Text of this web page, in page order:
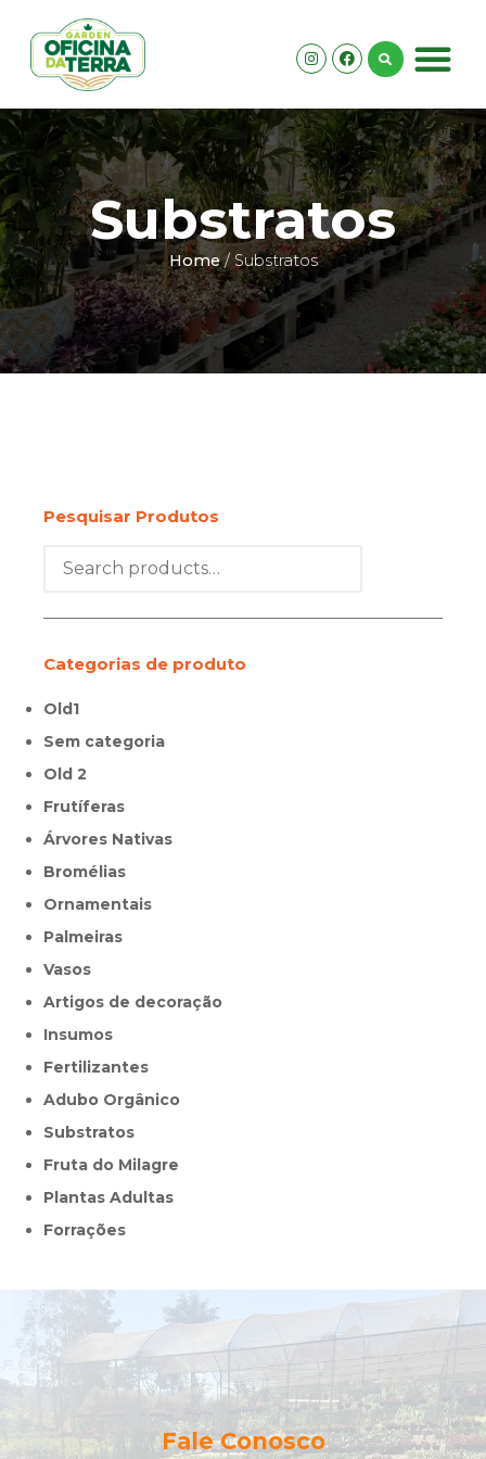
Substratos
Home/ Substratos
Pesquisar Produtos
Categorias de produto
Old1
Sem categoria
Old 2
Frutíferas
Árvores Nativas
Bromélias
Ornamentais
Palmeiras
Vasos
Artigos de decoração
Insumos
Fertilizantes
Adubo Orgânico
Substratos
Fruta do Milagre
Plantas Adultas
Forrações
Fale Conosco